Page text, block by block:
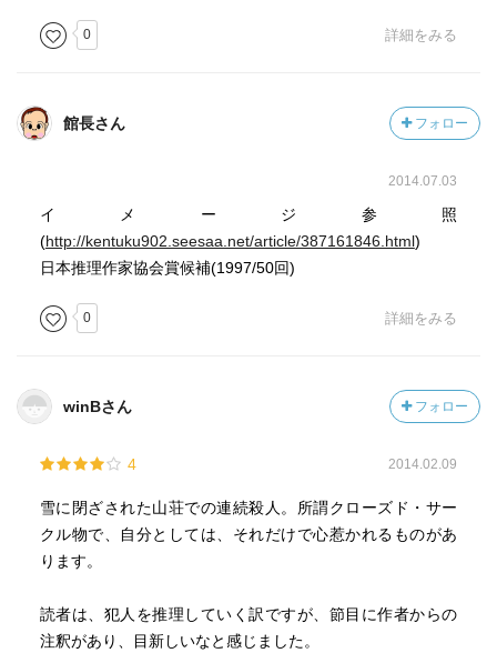
0 詳細をみる
館長さん フォロー
2014.07.03
イメージ参照
(http://kentuku902.seesaa.net/article/387161846.html)
日本推理作家協会賞候補(1997/50回)
0 詳細をみる
winBさん フォロー
4 2014.02.09
雪に閉ざされた山荘での連続殺人。所謂クローズド・サー
クル物で、自分としては、それだけで心惹かれるものがあ
ります。
読者は、犯人を推理していく訳ですが、節目に作者からの
注釈があり、目新しいなと感じました。